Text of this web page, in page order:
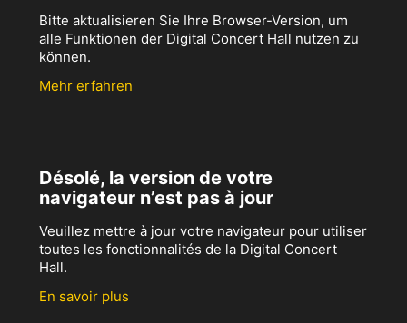
Bitte aktualisieren Sie Ihre Browser-Version, um
alle Funktionen der Digital Concert Hall nutzen zu
können.
Mehr erfahren
Désolé, la version de votre
navigateur n’est pas à jour
Veuillez mettre à jour votre navigateur pour utiliser
toutes les fonctionnalités de la Digital Concert
Hall.
En savoir plus